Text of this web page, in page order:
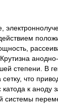
степени. В
что
к